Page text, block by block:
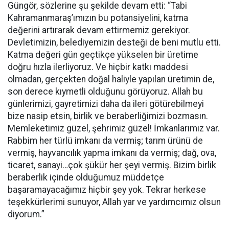
Güngör, sözlerine şu şekilde devam etti: “Tabi
Kahramanmaraş’ımızın bu potansiyelini, katma
değerini artırarak devam ettirmemiz gerekiyor.
Devletimizin, belediyemizin desteği de beni mutlu etti.
Katma değeri gün geçtikçe yükselen bir üretime
doğru hızla ilerliyoruz. Ve hiçbir katkı maddesi
olmadan, gerçekten doğal haliyle yapılan üretimin de,
son derece kıymetli olduğunu görüyoruz. Allah bu
günlerimizi, gayretimizi daha da ileri götürebilmeyi
bize nasip etsin, birlik ve beraberliğimizi bozmasın.
Memleketimiz güzel, şehrimiz güzel! İmkanlarımız var.
Rabbim her türlü imkanı da vermiş; tarım ürünü de
vermiş, hayvancılık yapma imkanı da vermiş; dağ, ova,
ticaret, sanayi…çok şükür her şeyi vermiş. Bizim birlik
beraberlik içinde olduğumuz müddetçe
başaramayacağımız hiçbir şey yok. Tekrar herkese
teşekkürlerimi sunuyor, Allah yar ve yardımcımız olsun
diyorum.”